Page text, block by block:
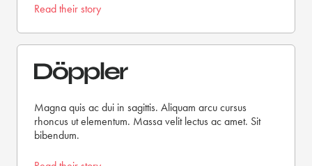
Read their story
Magna quis ac dui in sagittis. Aliquam arcu cursus
rhoncus ut elementum. Massa velit lectus ac amet. Sit
bibendum.